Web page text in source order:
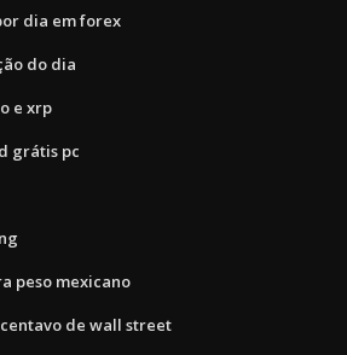
dia em forex
do dia
e xrp
grátis pc
peso mexicano
de wall street